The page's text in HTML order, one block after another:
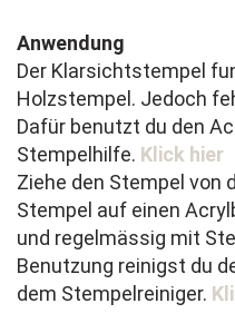
Anwendung
Der Klarsichtstempel
Holzstempel. Jedoch
Dafür benutzt du den
Stempelhilfe. Klick hier
Ziehe den Stempel von
Stempel auf einen
und regelmässig mit
Benutzung reinigst du
dem Stempelreiniger.